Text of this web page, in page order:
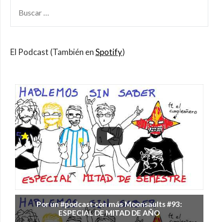
POR:
El Podcast (También enSpotify)
Por un #podcast con más Moonsaults #93:
ESPECIAL DE MITAD DE AÑO